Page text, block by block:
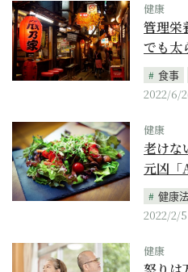
健康
管理栄
でも
食事
2022/6/
健康
老けな
元凶
健康
2022/2/5
健康